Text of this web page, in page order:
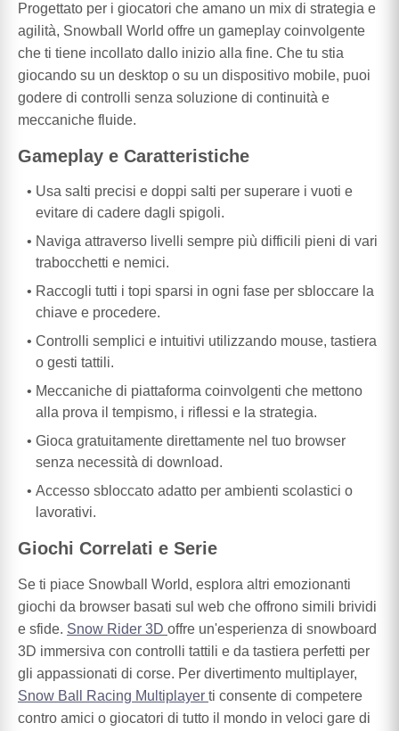
Progettato per i giocatori che amano un mix di strategia e
agilità, Snowball World offre un gameplay coinvolgente
che ti tiene incollato dallo inizio alla fine. Che tu stia
giocando su un desktop o su un dispositivo mobile, puoi
godere di controlli senza soluzione di continuità e
meccaniche fluide.
Gameplay e Caratteristiche
Usa salti precisi e doppi salti per superare i vuoti e
evitare di cadere dagli spigoli.
Naviga attraverso livelli sempre più difficili pieni di vari
trabocchetti e nemici.
Raccogli tutti i topi sparsi in ogni fase per sbloccare la
chiave e procedere.
Controlli semplici e intuitivi utilizzando mouse, tastiera
o gesti tattili.
Meccaniche di piattaforma coinvolgenti che mettono
alla prova il tempismo, i riflessi e la strategia.
Gioca gratuitamente direttamente nel tuo browser
senza necessità di download.
Accesso sbloccato adatto per ambienti scolastici o
lavorativi.
Giochi Correlati e Serie
Se ti piace Snowball World, esplora altri emozionanti
giochi da browser basati sul web che offrono simili brividi
e sfide. Snow Rider 3D offre un'esperienza di snowboard
3D immersiva con controlli tattili e da tastiera perfetti per
gli appassionati di corse. Per divertimento multiplayer,
Snow Ball Racing Multiplayer ti consente di competere
contro amici o giocatori di tutto il mondo in veloci gare di